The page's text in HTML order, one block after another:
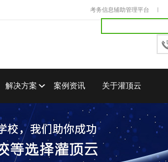
考务信息辅助管理平台
解决方案 案例资讯 关于灌顶云